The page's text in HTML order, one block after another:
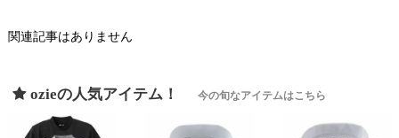
関連記事はありません
ozieの人気アイテム！ 今の旬なアイテムはこちら